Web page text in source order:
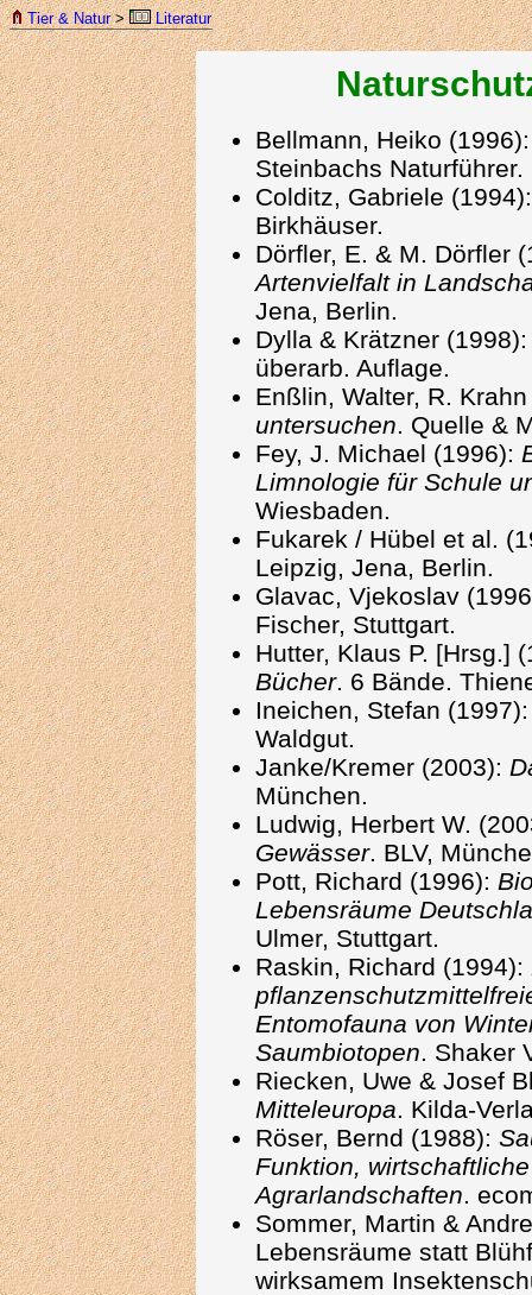
Tier & Natur> Literatur
Bellmann, Heiko
Steinbachs
Colditz, Gabriele
Birkhäuser.
Dörfler, E. & M. Dörfler
Artenvielfalt in
Jena, Berlin.
Dylla & Krätzner
überarb. Auflage.
Enßlin, Walter, R.
untersuchen. Quelle &
Fey, J. Michael (1996):
Limnologie für Schule
Wiesbaden.
Fukarek / Hübel et al.
Leipzig, Jena, Berlin.
Glavac, Vjekoslav
Fischer, Stuttgart.
Hutter, Klaus P. [Hrsg.]
Bücher. 6 Bände.
Ineichen, Stefan
Waldgut.
Janke/Kremer (2003):
München.
Ludwig, Herbert W.
Gewässer. BLV,
Pott, Richard (1996):
Lebensräume
Ulmer, Stuttgart.
Raskin, Richard (1994):
Entomofauna von
Saumbiotopen. Shaker
Riecken, Uwe & Josef
Mitteleuropa. Kilda-
Röser, Bernd (1988):
Funktion,
Agrarlandschaften.
Sommer, Martin &
Lebensräume statt
wirksamem